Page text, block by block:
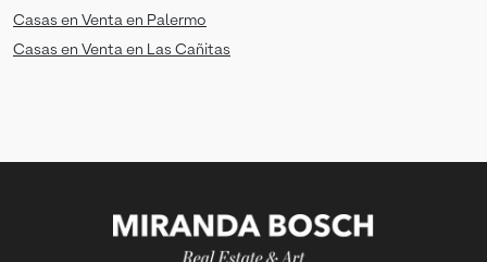
Casas en Venta en Palermo
Casas en Venta en Las Cañitas